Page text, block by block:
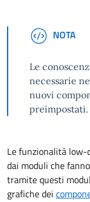
NOTE
NOTA
Le
necessarie
nuovi
preimpostati.
Le funzionalità low-
dai moduli che
tramite questi
grafiche dei